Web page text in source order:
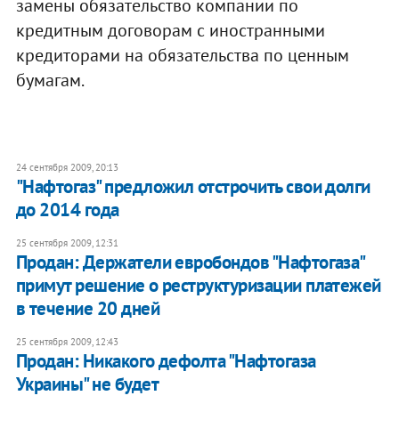
замены обязательство компании по
кредитным договорам с иностранными
кредиторами на обязательства по ценным
бумагам.
24 сентября 2009, 20:13
"Нафтогаз" предложил отстрочить свои долги
до 2014 года
25 сентября 2009, 12:31
Продан: Держатели евробондов "Нафтогаза"
примут решение о реструктуризации платежей
в течение 20 дней
25 сентября 2009, 12:43
Продан: Никакого дефолта "Нафтогаза
Украины" не будет